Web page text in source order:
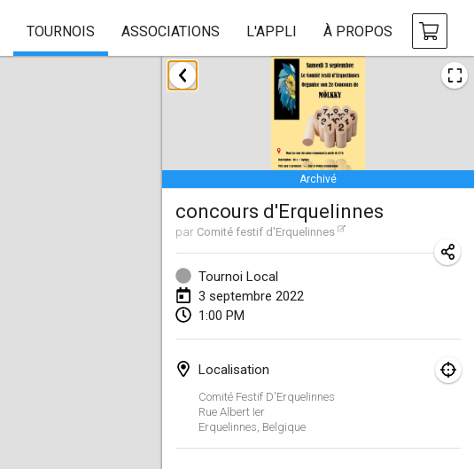
TOURNOIS ASSOCIATIONS L'APPLI À PROPOS
Archivé
concours d'Erquelinnes
par Comité festif d'Erquelinnes
Tournoi Local
3 septembre 2022
1:00 PM
Localisation
Comité Festif D'Erquelinnes
Rue Albert Ier
Erquelinnes Belgique
janvier 2022
Tournoi Mixte ASPTTOM
France
KKS Halli Duppeli
22 janv. 2022|Finlande
Mölkky Tournament - Doubles
22 janv. 2022
Suomelan Mölkky-open
The Mölkky Tournament 2nd
23 janv. 2022|Japon
février 2022